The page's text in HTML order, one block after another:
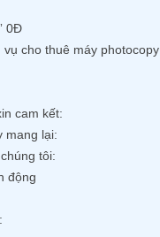
0Đ
cho thuê máy photocopy
cam kết:
mang lại:
tôi:
động